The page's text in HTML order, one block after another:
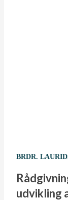
BRDR.
udvikling